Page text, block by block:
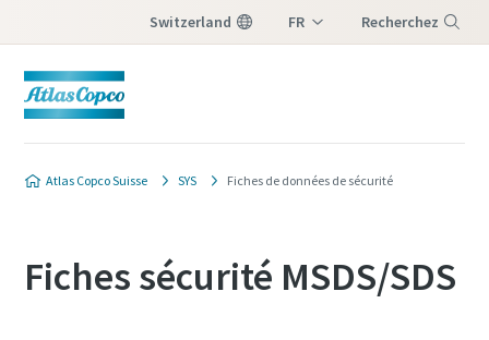
Switzerland FR Recherchez
Atlas Copco Suisse SYS Fiches de données de sécurité
Fiches sécurité MSDS/SDS